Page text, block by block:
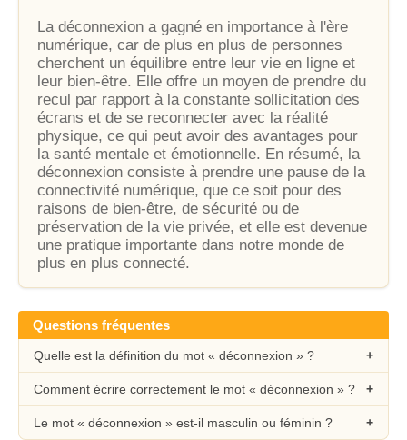
La déconnexion a gagné en importance à l'ère
numérique, car de plus en plus de personnes
cherchent un équilibre entre leur vie en ligne et
leur bien-être. Elle offre un moyen de prendre du
recul par rapport à la constante sollicitation des
écrans et de se reconnecter avec la réalité
physique, ce qui peut avoir des avantages pour
la santé mentale et émotionnelle. En résumé, la
déconnexion consiste à prendre une pause de la
connectivité numérique, que ce soit pour des
raisons de bien-être, de sécurité ou de
préservation de la vie privée, et elle est devenue
une pratique importante dans notre monde de
plus en plus connecté.
Questions fréquentes
Quelle est la définition du mot « déconnexion » ?
Comment écrire correctement le mot « déconnexion » ?
Le mot « déconnexion » est-il masculin ou féminin ?